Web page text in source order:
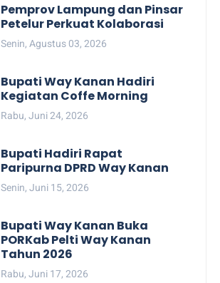
Pemprov Lampung dan Pinsar
Petelur Perkuat Kolaborasi
Senin, Agustus 03, 2026
Bupati Way Kanan Hadiri
Kegiatan Coffe Morning
Rabu, Juni 24, 2026
Bupati Hadiri Rapat
Paripurna DPRD Way Kanan
Senin, Juni 15, 2026
Bupati Way Kanan Buka
PORKab Pelti Way Kanan
Tahun 2026
Rabu, Juni 17, 2026